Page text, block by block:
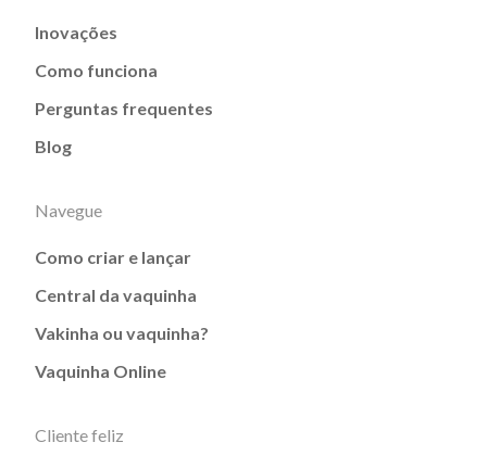
Inovações
Como funciona
Perguntas frequentes
Blog
Navegue
Como criar e lançar
Central da vaquinha
Vakinha ou vaquinha?
Vaquinha Online
Cliente feliz